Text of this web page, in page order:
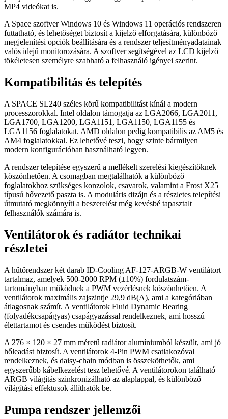
MP4 videókat is.
A Space szoftver Windows 10 és Windows 11 operációs rendszeren
futtatható, és lehetőséget biztosít a kijelző elforgatására, különböző
megjelenítési opciók beállítására és a rendszer teljesítményadatainak
valós idejű monitorozására. A szoftver segítségével az LCD kijelző
tökéletesen személyre szabható a felhasználó igényei szerint.
Kompatibilitás és telepítés
A SPACE SL240 széles körű kompatibilitást kínál a modern
processzorokkal. Intel oldalon támogatja az LGA2066, LGA2011,
LGA1700, LGA1200, LGA1151, LGA1150, LGA1155 és
LGA1156 foglalatokat. AMD oldalon pedig kompatibilis az AM5 és
AM4 foglalatokkal. Ez lehetővé teszi, hogy szinte bármilyen
modern konfigurációban használható legyen.
A rendszer telepítése egyszerű a mellékelt szerelési kiegészítőknek
köszönhetően. A csomagban megtalálhatók a különböző
foglalatokhoz szükséges konzolok, csavarok, valamint a Frost X25
típusú hővezető paszta is. A moduláris dizájn és a részletes telepítési
útmutató megkönnyíti a beszerelést még kevésbé tapasztalt
felhasználók számára is.
Ventilátorok és radiátor technikai
részletei
A hűtőrendszer két darab ID-Cooling AF-127-ARGB-W ventilátort
tartalmaz, amelyek 500-2000 RPM (±10%) fordulatszám-
tartományban működnek a PWM vezérlésnek köszönhetően. A
ventilátorok maximális zajszintje 29,9 dB(A), ami a kategóriában
átlagosnak számít. A ventilátorok Fluid Dynamic Bearing
(folyadékcsapágyas) csapágyazással rendelkeznek, ami hosszú
élettartamot és csendes működést biztosít.
A 276 × 120 × 27 mm méretű radiátor alumíniumból készült, ami jó
hőleadást biztosít. A ventilátorok 4-Pin PWM csatlakozóval
rendelkeznek, és daisy-chain módban is összeköthetők, ami
egyszerűbb kábelkezelést tesz lehetővé. A ventilátorokon található
ARGB világítás szinkronizálható az alaplappal, és különböző
világítási effektusok állíthatók be.
Pumpa rendszer jellemzői